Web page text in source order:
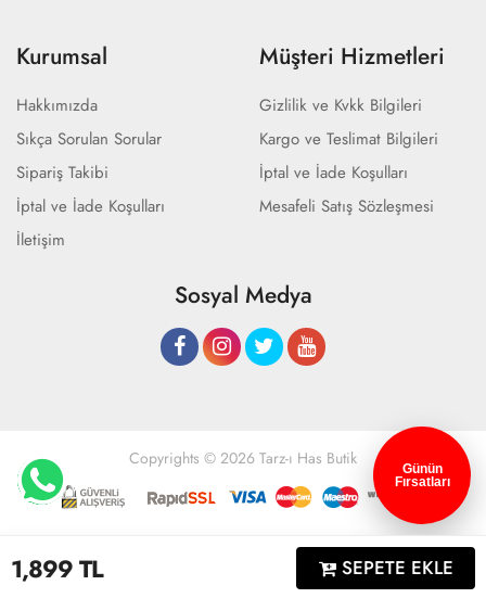
1,899TL SEPETE EKLE
Kurumsal
Hakkımızda
Sıkça Sorulan Sorular
Sipariş Takibi
İptal ve İade Koşulları
İletişim
Müşteri Hizmetleri
Gizlilik ve Kvkk Bilgileri
Kargo ve Teslimat Bilgileri
İptal ve İade Koşulları
Mesafeli Satış Sözleşmesi
Sosyal Medya
Copyrights © 2026 Tarz-ı Has Butik
Geliştir - powered by innovation
Sipariş Takibi İletişim
Günün
Fırsatları